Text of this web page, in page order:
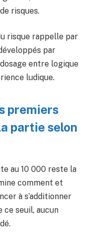
risques.
risque rappelle par
par
entre logique
ludique.
premiers
partie selon
au 10 000 reste la
comment et
à s’additionner
ce seuil, aucun